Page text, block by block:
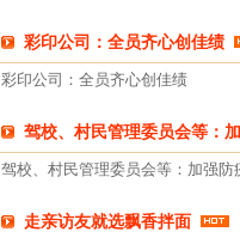
彩印公司：全员齐心创佳绩
彩印公司：全员齐心创佳绩
驾校、村民管理委员会等：
驾校、村民管理委员会等：加强
走亲访友就选飘香拌面